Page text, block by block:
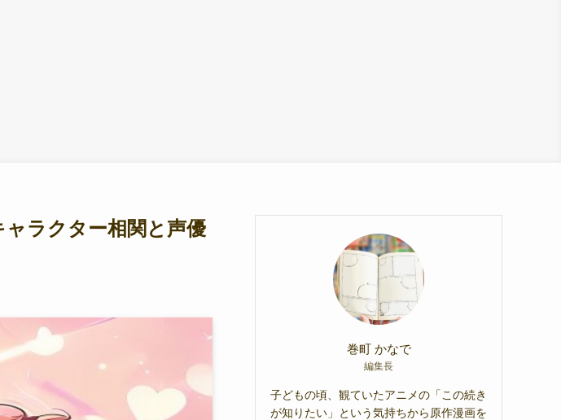
ラクター相関と声優
巻町 かなで
編集長
子どもの頃、観ていたアニメの「この続き
が知りたい」という気持ちから原作漫画を